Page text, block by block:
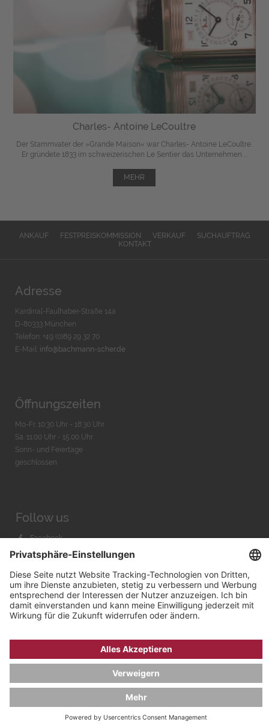
Charles- Antoine LeCoultre
Der Stammvater der »Grande Maison« war Charles- Antoine LeCoultre.
Er gründete 1833 im schweizerischen Le Sentier das Unternehmen ...
MEHR
ANKAUF FESTPREISKOMMISSION VERKAUF
SUCHAUFTRAG
KONTAKT
Adresse
Kardinal-Faulhaber-Straße 14a
D-80333 München
Telefon: +49 (0)89 29 32 70
E-Mail: info@bachmann-scher.de
Öffnungszeiten
Mo-Fr. 10:30 Uhr - 18:30 Uhr
Sa. 11:00 Uhr - 15.00 Uhr
Sonn- und Feiertage
geschlossen
Follow us
Facebook
Instagram
Bachmann & Scher GmbH / Watchandco GmbH
DATENSCHUTZ IMPRESSUM
VERSANDKOSTEN